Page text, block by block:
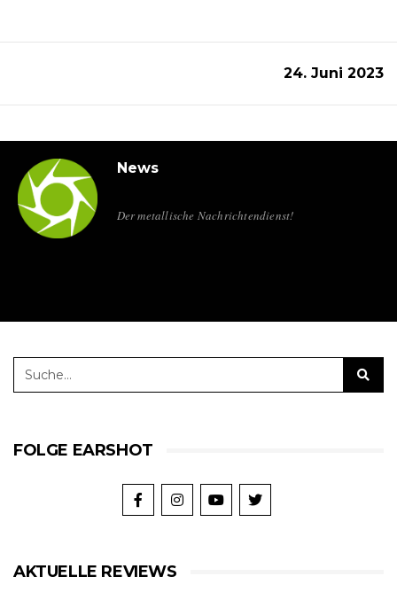
24. Juni 2023
News
Der metallische Nachrichtendienst!
FOLGE EARSHOT
AKTUELLE REVIEWS